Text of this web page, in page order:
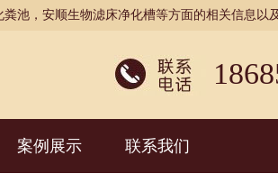
粪池，安顺生物滤床净化槽等方面的相关信息以
案例展示 联系我们